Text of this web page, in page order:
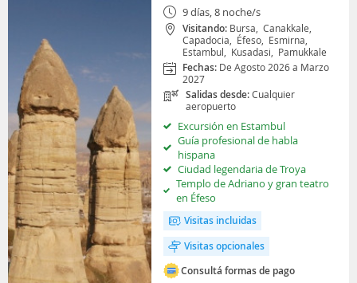
9 días, 8 noche/s
Visitando: Bursa, Canakkale,
Capadocia, Éfeso, Esmirna,
Estambul, Kusadasi, Pamukkale
Fechas: De Agosto 2026 a Marzo
2027
Salidas desde:Cualquier
aeropuerto
Excursión en Estambul
Guía profesional de habla
hispana
Ciudad legendaria de Troya
Templo de Adriano y gran teatro
en Éfeso
Visitas incluidas
Visitas opcionales
Consultá formas de pago